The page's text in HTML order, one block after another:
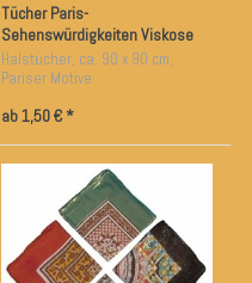
Tücher Paris-
Sehenswürdigkeiten Viskose
Halstücher, ca. 90 x 90 cm,
Pariser Motive
ab 1,50 € *